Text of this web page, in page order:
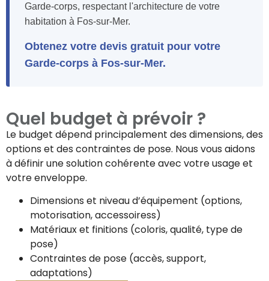
Garde-corps, respectant l'architecture de votre
habitation à Fos-sur-Mer.
Obtenez votre devis gratuit pour votre
Garde-corps à Fos-sur-Mer.
Quel budget à prévoir ?
Le budget dépend principalement des dimensions, des
options et des contraintes de pose. Nous vous aidons
à définir une solution cohérente avec votre usage et
votre enveloppe.
Dimensions et niveau d’équipement (options,
motorisation, accessoiress)
Matériaux et finitions (coloris, qualité, type de
pose)
Contraintes de pose (accès, support,
adaptations)